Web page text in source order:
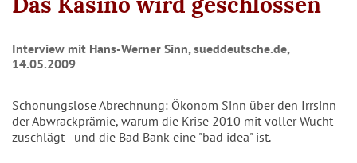
Interview mit Hans-Werner Sinn, sueddeutsche.de,
14.05.2009
Schonungslose Abrechnung: Ökonom Sinn über den Irrsinn
der Abwrackprämie, warum die Krise 2010 mit voller Wucht
zuschlägt - und die Bad Bank eine "bad idea" ist.